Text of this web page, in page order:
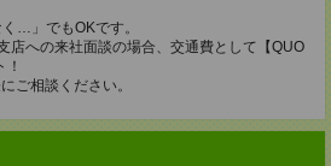
…」でもOKです。
店への来社面談の場合、交通費として【QUO
ご相談ください。